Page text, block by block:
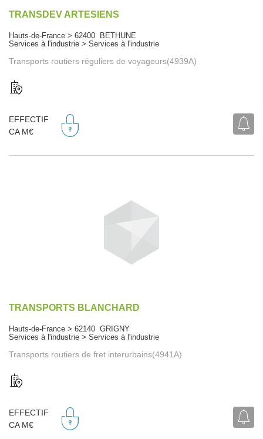
TRANSDEV ARTESIENS
Hauts-de-France > 62400 BETHUNE
Services à l'industrie > Services à l'industrie
Transports routiers réguliers de voyageurs(4939A)
EFFECTIF
CA M€
TRANSPORTS BLANCHARD
Hauts-de-France > 62140 GRIGNY
Services à l'industrie > Services à l'industrie
Transports routiers de fret interurbains(4941A)
EFFECTIF
CA M€